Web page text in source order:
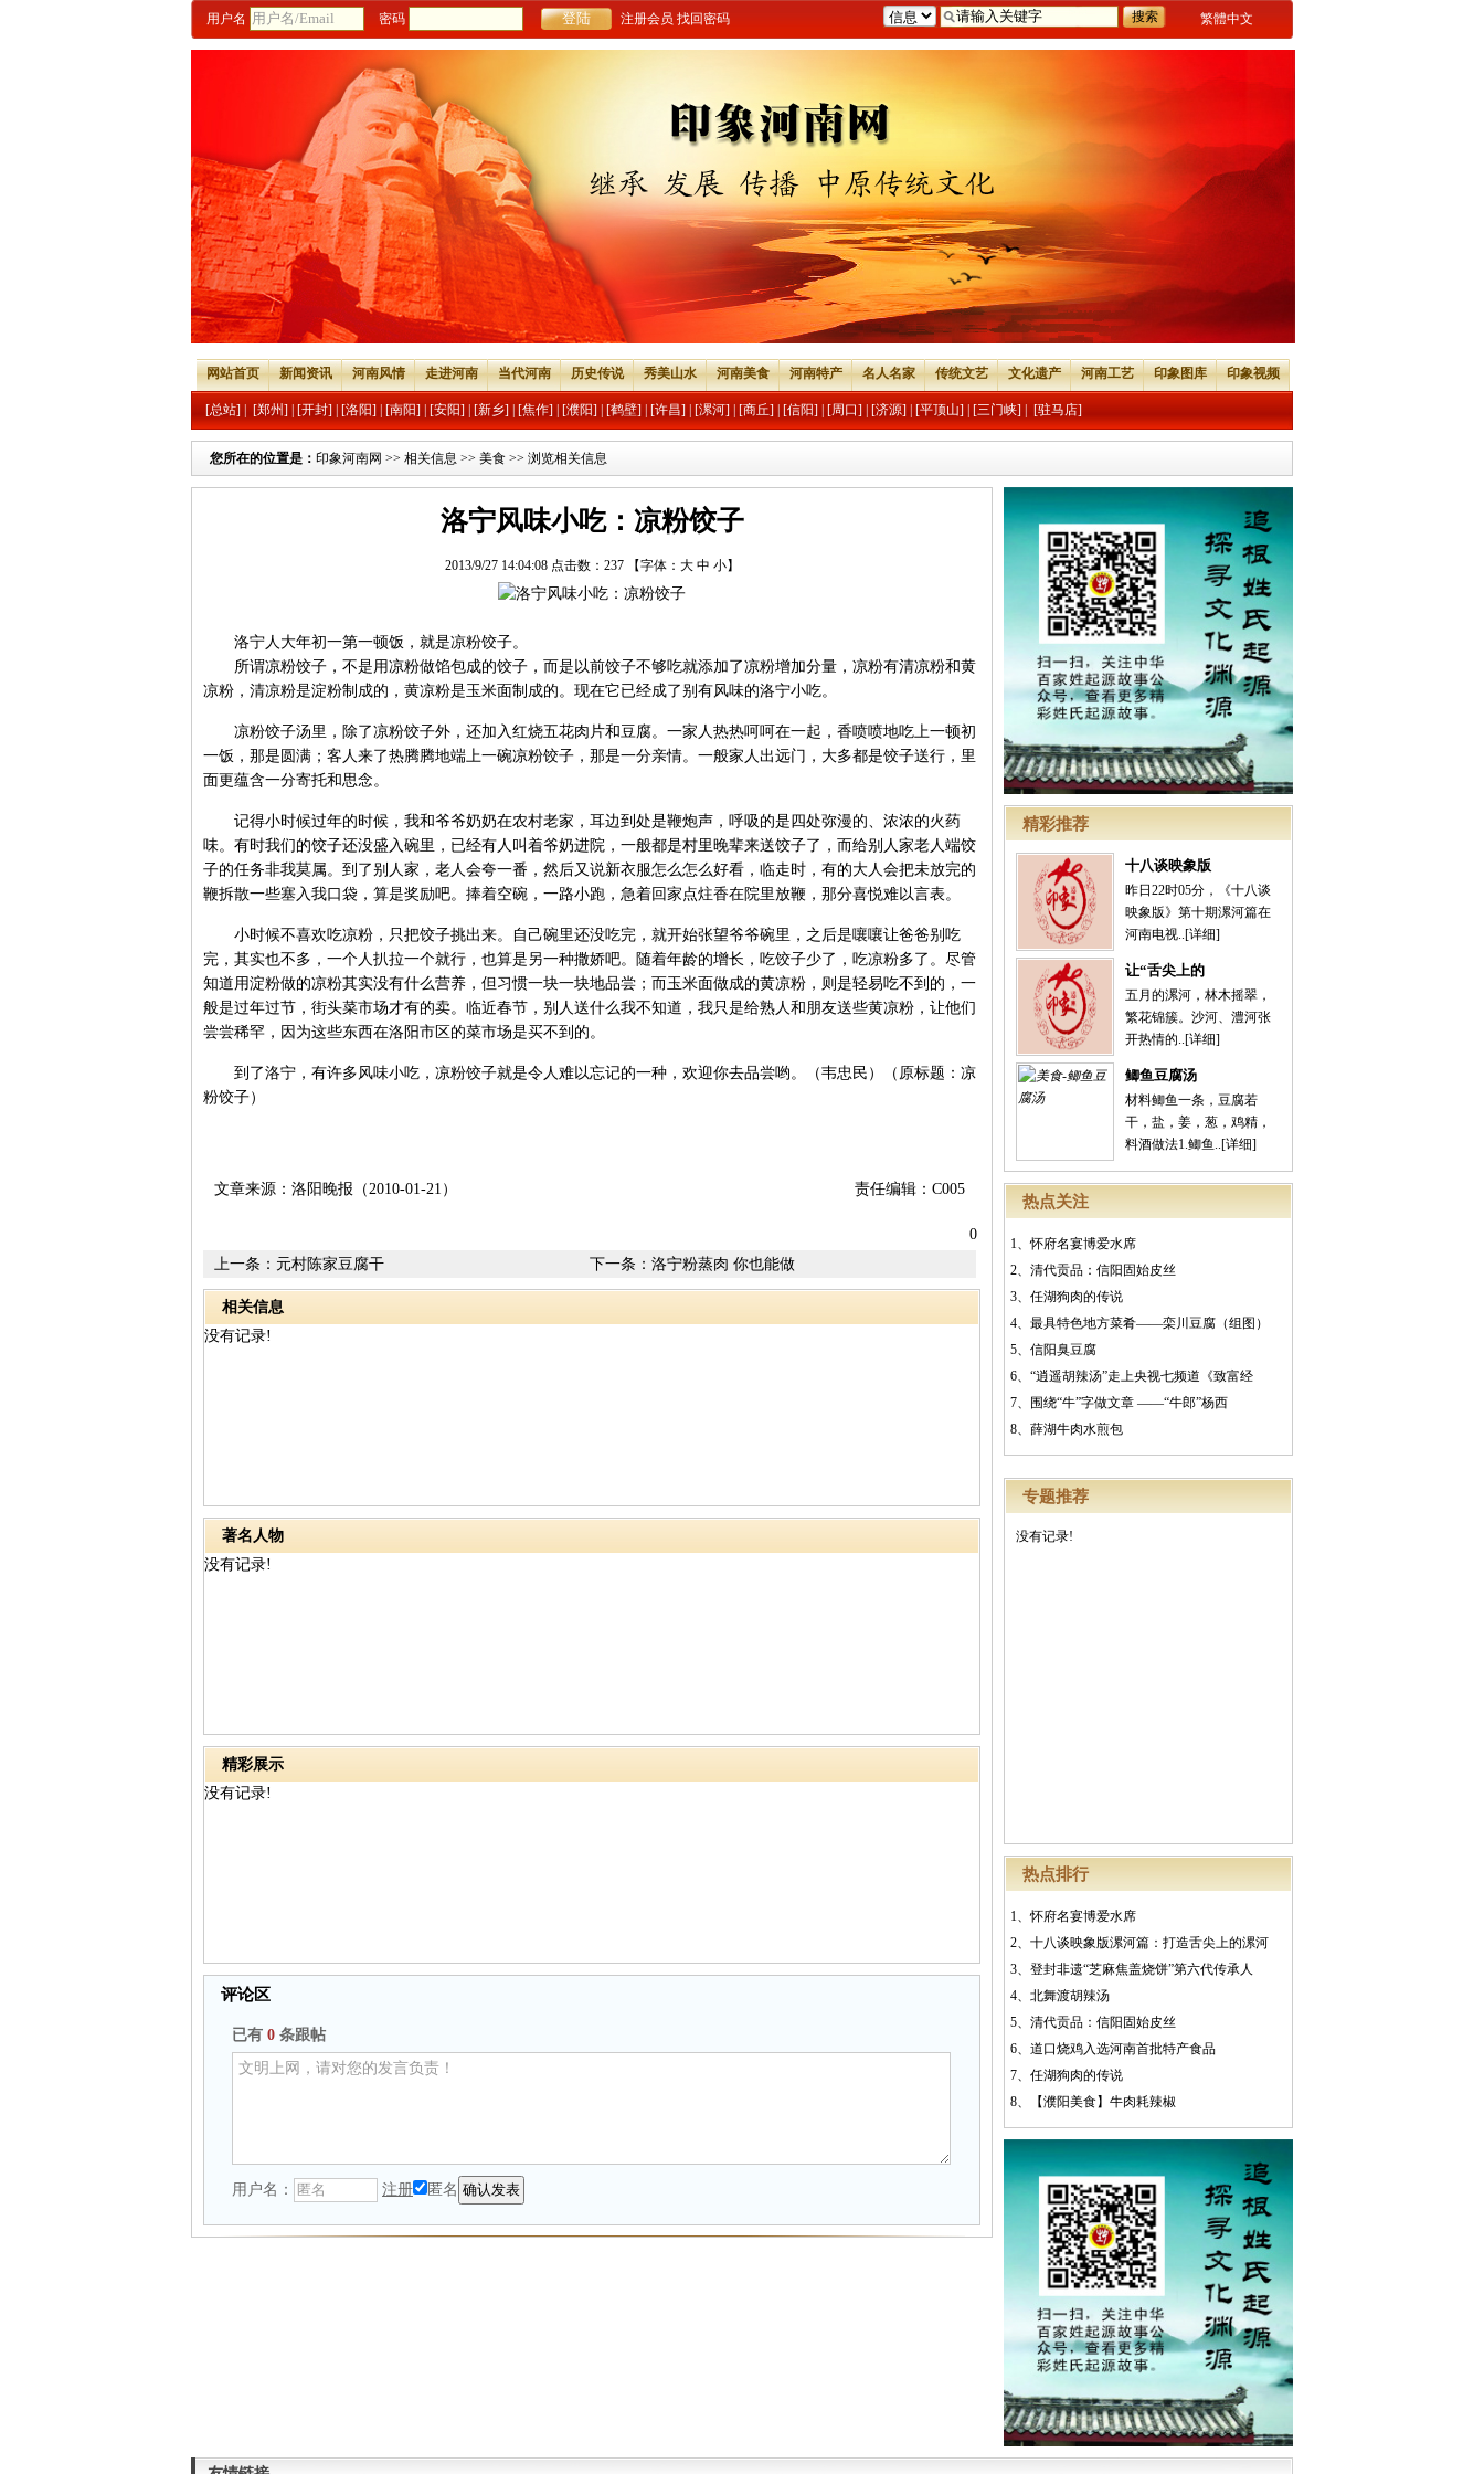
繁體中文
用户名 密码 注册会员 找回密码
网站首页 新闻资讯 河南风情 走进河南 当代河南 历史传说 秀美山水 河南美食 河南特产 名人名家 传统文艺 文化遗产 河南工艺 印象图库 印象视频
[总站] [郑州] [开封] [洛阳] [南阳] [安阳] [新乡] [焦作] [濮阳] [鹤壁] [许昌] [漯河] [商丘] [信阳] [周口] [济源] [平顶山] [三门峡] [驻马店]
您所在的位置是： 印象河南网 >> 相关信息 >> 美食 >> 浏览相关信息
精彩推荐
十八谈映象版
昨日22时05分，《十八谈
映象版》第十期漯河篇在
河南电视..[详细]
让“舌尖上的
五月的漯河，林木摇翠，
繁花锦簇。沙河、澧河张
开热情的..[详细]
鲫鱼豆腐汤
材料鲫鱼一条，豆腐若
干，盐，姜，葱，鸡精，
料酒做法1.鲫鱼..[详细]
热点关注
1、怀府名宴博爱水席
2、 清代贡品：信阳固始皮丝
3、 任湖狗肉的传说
4、 最具特色地方菜肴——栾川豆腐（组图）
5、 信阳臭豆腐
6、 “逍遥胡辣汤”走上央视七频道《致富经
7、
围绕“牛”字做文章 ——“牛郎”杨西
8、 薛湖牛肉水煎包
专题推荐
没有记录!
热点排行
1、怀府名宴博爱水席
2、 十八谈映象版漯河篇：打造舌尖上的漯河
3、 登封非遗“芝麻焦盖烧饼”第六代传承人
4、 北舞渡胡辣汤
5、 清代贡品：信阳固始皮丝
6、 道口烧鸡入选河南首批特产食品
7、 任湖狗肉的传说
8、
【濮阳美食】牛肉耗辣椒
洛宁风味小吃：凉粉饺子
2013/9/27 14:04:08 点击数： 237 【字体： 大 中 小】
洛宁人大年初一第一顿饭，就是凉粉饺子。
所谓凉粉饺子，不是用凉粉做馅包成的饺子，而是以前饺子不够吃就添加了凉粉增加分量，凉粉有清凉粉和黄
凉粉，清凉粉是淀粉制成的，黄凉粉是玉米面制成的。现在它已经成了别有风味的洛宁小吃。
凉粉饺子汤里，除了凉粉饺子外，还加入红烧五花肉片和豆腐。一家人热热呵呵在一起，香喷喷地吃上一顿初
一饭，那是圆满；客人来了热腾腾地端上一碗凉粉饺子，那是一分亲情。一般家人出远门，大多都是饺子送行，里
面更蕴含一分寄托和思念。
记得小时候过年的时候，我和爷爷奶奶在农村老家，耳边到处是鞭炮声，呼吸的是四处弥漫的、浓浓的火药
味。有时我们的饺子还没盛入碗里，已经有人叫着爷奶进院，一般都是村里晚辈来送饺子了，而给别人家老人端饺
子的任务非我莫属。到了别人家，老人会夸一番，然后又说新衣服怎么怎么好看，临走时，有的大人会把未放完的
鞭拆散一些塞入我口袋，算是奖励吧。捧着空碗，一路小跑，急着回家点炷香在院里放鞭，那分喜悦难以言表。
小时候不喜欢吃凉粉，只把饺子挑出来。自己碗里还没吃完，就开始张望爷爷碗里，之后是嚷嚷让爸爸别吃
完，其实也不多，一个人扒拉一个就行，也算是另一种撒娇吧。随着年龄的增长，吃饺子少了，吃凉粉多了。尽管
知道用淀粉做的凉粉其实没有什么营养，但习惯一块一块地品尝；而玉米面做成的黄凉粉，则是轻易吃不到的，一
般是过年过节，街头菜市场才有的卖。临近春节，别人送什么我不知道，我只是给熟人和朋友送些黄凉粉，让他们
尝尝稀罕，因为这些东西在洛阳市区的菜市场是买不到的。
到了洛宁，有许多风味小吃，凉粉饺子就是令人难以忘记的一种，欢迎你去品尝哟。（韦忠民）（原标题：凉
粉饺子）
责任编辑：C005
文章来源：洛阳晚报（2010-01-21）
0
下一条： 洛宁粉蒸肉 你也能做
上一条： 元村陈家豆腐干
相关信息
没有记录!
著名人物
没有记录!
精彩展示
没有记录!
评论区
已有 0 条跟帖
用户名： 注册 匿名